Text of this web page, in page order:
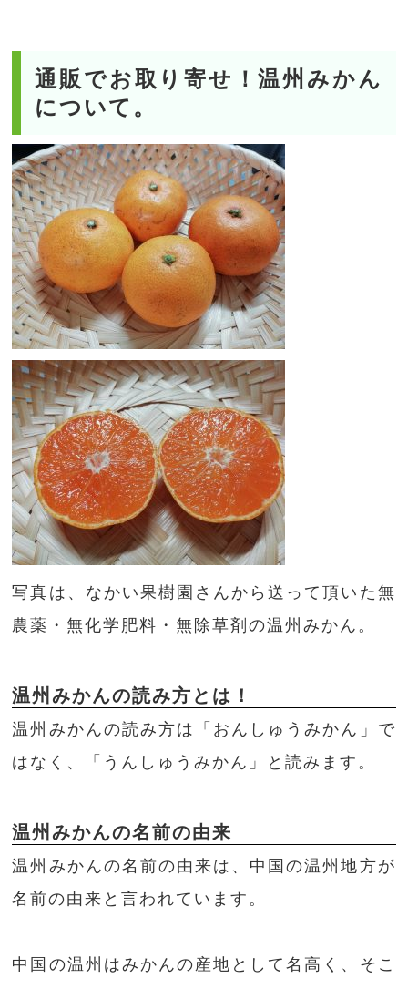
通販でお取り寄せ！温州みかん
について。
写真は、なかい果樹園さんから送って頂いた無
農薬・無化学肥料・無除草剤の温州みかん。
温州みかんの読み方とは！
温州みかんの読み方は「おんしゅうみかん」で
はなく、「うんしゅうみかん」と読みます。
温州みかんの名前の由来
温州みかんの名前の由来は、中国の温州地方が
名前の由来と言われています。
中国の温州はみかんの産地として名高く、そこ